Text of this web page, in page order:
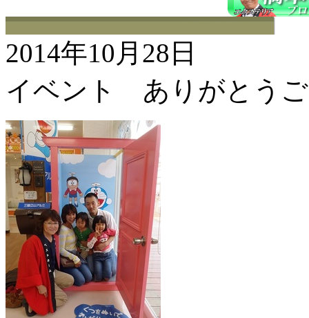
2014年10月28日
イベント ありがとう